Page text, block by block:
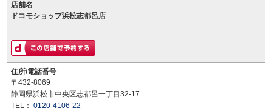
店舗名
ドコモショップ浜松志都呂店
住所/電話番号
〒432-8069
静岡県浜松市中央区志都呂一丁目32-17
TEL： 0120-4106-22